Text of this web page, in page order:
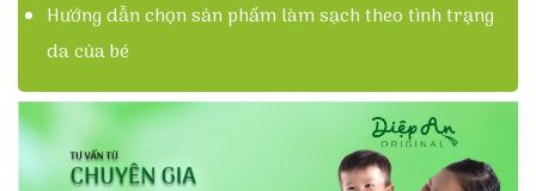
Hướng dẫn chọn sản phẩm làm sạch theo tình trạng
da của bé